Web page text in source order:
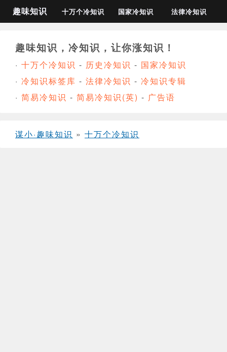
趣味知识 十万个冷知识 国家冷知识 法律冷知识
趣味知识，冷知识，让你涨知识！
· 十万个冷知识 - 历史冷知识 - 国家冷知识
· 冷知识标签库 - 法律冷知识 - 冷知识专辑
· 简易冷知识 - 简易冷知识(英) - 广告语
谋小·趣味知识 » 十万个冷知识